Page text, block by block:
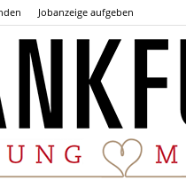
Jobanzeige aufgeben